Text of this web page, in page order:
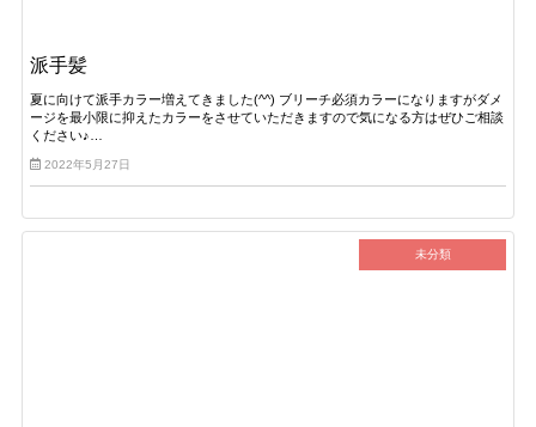
派手髪
夏に向けて派手カラー増えてきました(^^) ブリーチ必須カラーになりますがダメ
ージを最小限に抑えたカラーをさせていただきますので気になる方はぜひご相談
ください♪…
2022年5月27日
未分類